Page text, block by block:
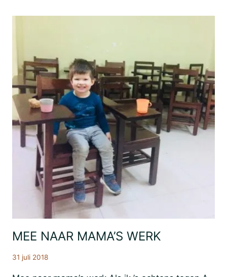
El
Seminario
MEE NAAR MAMA’S WERK
31 juli 2018